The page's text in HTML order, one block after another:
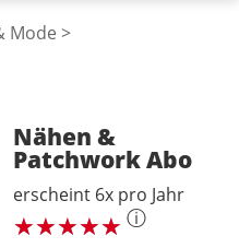
Mode
Nähen &
PatchworkAbo
erscheint 6x pro Jahr
ⓘ